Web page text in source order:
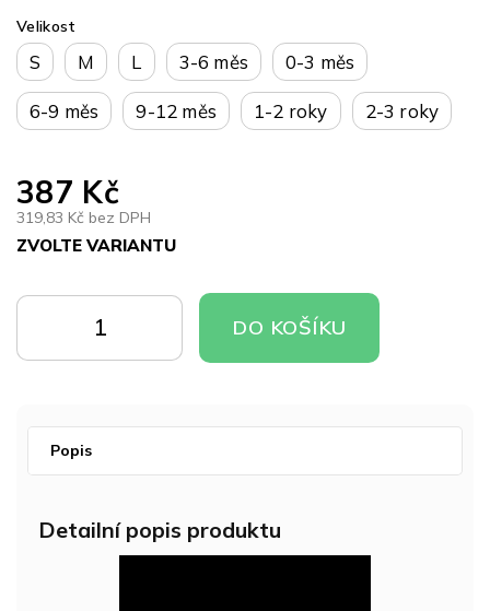
387 Kč
319,83 Kč bez DPH
ZVOLTE VARIANTU
cena:
Velikost
S M L 3-6 měs 0-3 měs
6-9 měs 9-12 měs 1-2 roky 2-3 roky
KOŠÍKU
KOŠÍKU
DO KOŠÍKU
Popis
Detailní popis produktu